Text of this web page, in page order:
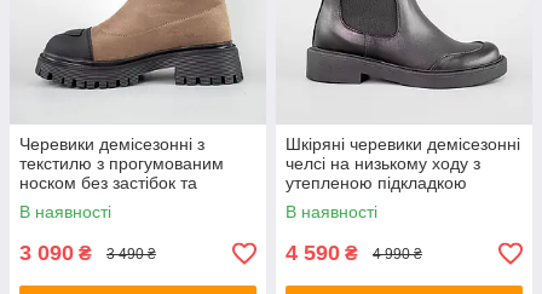
Черевики демісезонні з
текстилю з прогумованим
носком без застібок та
байковою підкладкою
В наявності
3 090 ₴ 3 490 ₴
Шкіряні черевики демісезонні
челсі на низькому ходу з
утепленою підкладкою
В наявності
4 590 ₴ 4 990 ₴